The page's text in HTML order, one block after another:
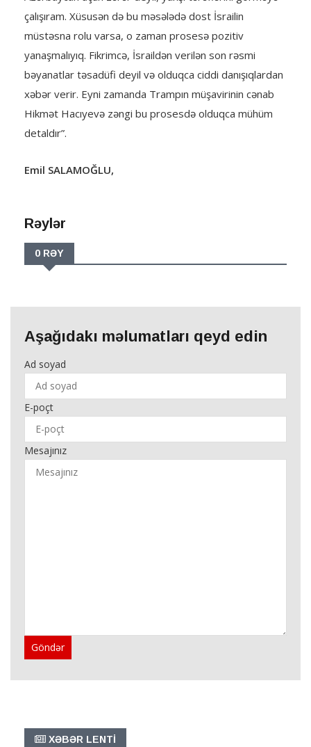
çalışıram. Xüsusən də bu məsələdə dost İsrailin
müstəsna rolu varsa, o zaman prosesə pozitiv
yanaşmalıyıq. Fikrimcə, İsraildən verilən son rəsmi
bəyanatlar təsadüfi deyil və olduqca ciddi danışıqlardan
xəbər verir. Eyni zamanda Trampın müşavirinin cənab
Hikmət Hacıyevə zəngi bu prosesdə olduqca mühüm
detaldır”.
Emil SALAMOĞLU,
Rəylər
0 RƏY
Aşağıdakı məlumatları qeyd edin
Ad soyad
E-poçt
Mesajınız
Göndər
XƏBƏR LENTİ